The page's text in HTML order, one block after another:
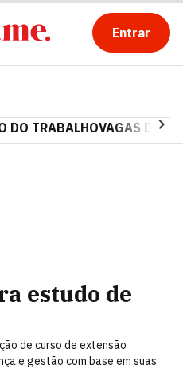
Entrar
DO TRABALHOVAGAS DE
estudo de
de curso de extensão
e gestão com base em suas